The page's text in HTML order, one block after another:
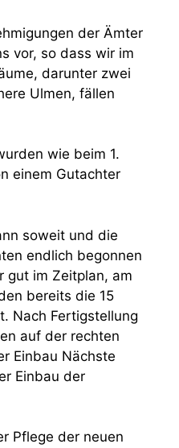
der Ämter
vor, so dass wir im
darunter zwei
Ulmen, fällen
wie beim 1.
einem Gutachter
soweit und die
endlich begonnen
gut im Zeitplan, am
bereits die 15
Nach Fertigstellung
auf der rechten
Einbau Nächste
Einbau der
Pflege der neuen